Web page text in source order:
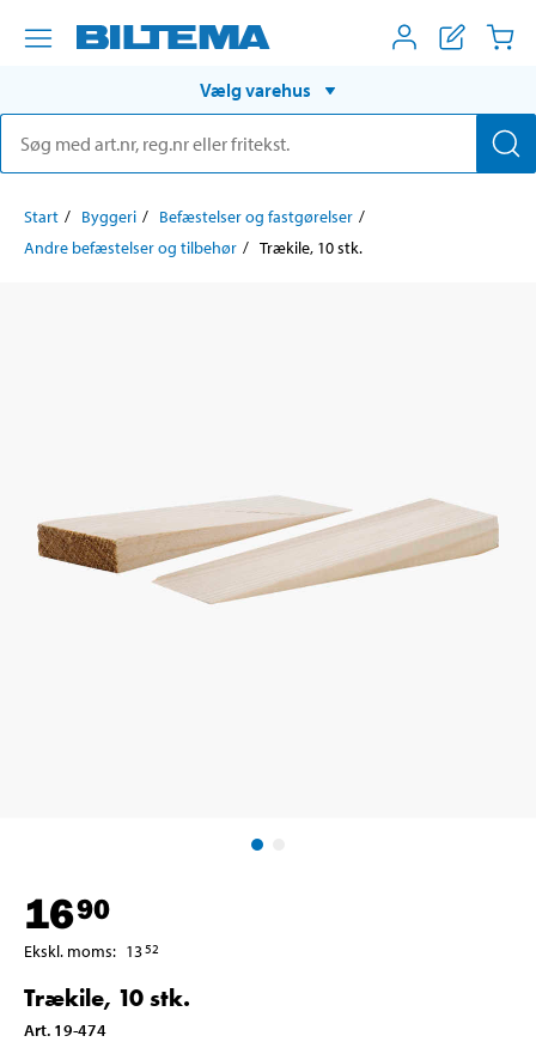
Vælg varehus
Start Byggeri
Befæstelser og fastgørelser
Andre befæstelser og tilbehør
Trækile, 10 stk.
1690
Ekskl. moms: 1352
Trækile, 10 stk.
Art. 19-474